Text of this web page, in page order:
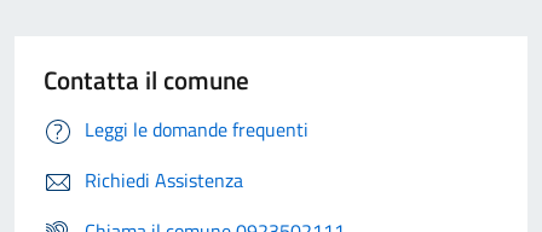
Contatta il comune
Leggi le domande frequenti
Richiedi Assistenza